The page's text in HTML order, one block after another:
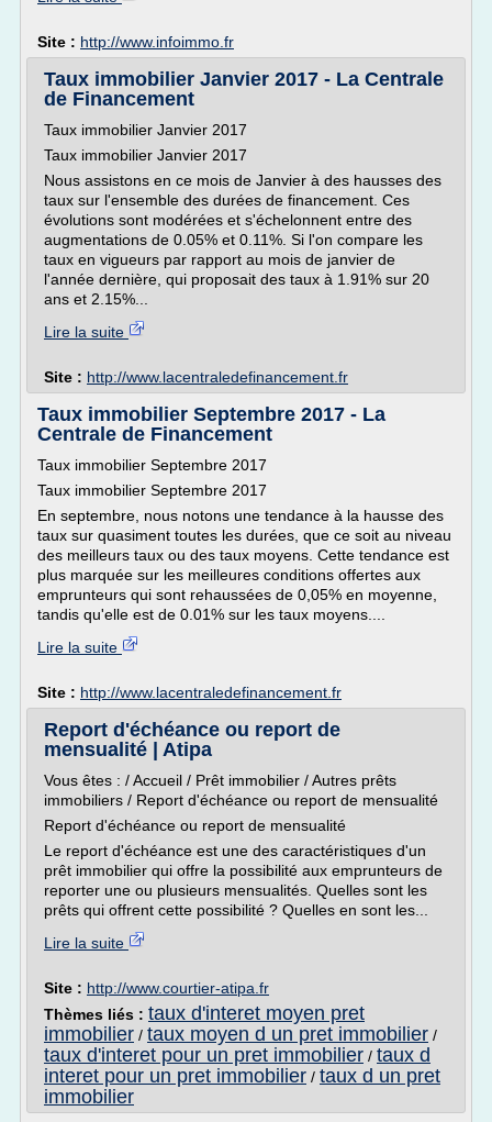
Site : http://www.infoimmo.fr
Taux immobilier Janvier 2017 - La Centrale
de Financement
Taux immobilier Janvier 2017
Taux immobilier Janvier 2017
Nous assistons en ce mois de Janvier à des hausses des
taux sur l'ensemble des durées de financement. Ces
évolutions sont modérées et s'échelonnent entre des
augmentations de 0.05% et 0.11%. Si l'on compare les
taux en vigueurs par rapport au mois de janvier de
l'année dernière, qui proposait des taux à 1.91% sur 20
ans et 2.15%...
Lire la suite
Site : http://www.lacentraledefinancement.fr
Taux immobilier Septembre 2017 - La
Centrale de Financement
Taux immobilier Septembre 2017
Taux immobilier Septembre 2017
En septembre, nous notons une tendance à la hausse des
taux sur quasiment toutes les durées, que ce soit au niveau
des meilleurs taux ou des taux moyens. Cette tendance est
plus marquée sur les meilleures conditions offertes aux
emprunteurs qui sont rehaussées de 0,05% en moyenne,
tandis qu'elle est de 0.01% sur les taux moyens....
Lire la suite
Site : http://www.lacentraledefinancement.fr
Report d'échéance ou report de
mensualité | Atipa
Vous êtes : / Accueil / Prêt immobilier / Autres prêts
immobiliers / Report d'échéance ou report de mensualité
Report d'échéance ou report de mensualité
Le report d'échéance est une des caractéristiques d'un
prêt immobilier qui offre la possibilité aux emprunteurs de
reporter une ou plusieurs mensualités. Quelles sont les
prêts qui offrent cette possibilité ? Quelles en sont les...
Lire la suite
Site : http://www.courtier-atipa.fr
Thèmes liés : taux d'interet moyen pret
immobilier / taux moyen d un pret immobilier /
taux d'interet pour un pret immobilier / taux d
interet pour un pret immobilier / taux d un pret
immobilier